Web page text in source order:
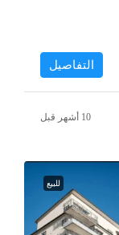
التفاصيل
للبيع